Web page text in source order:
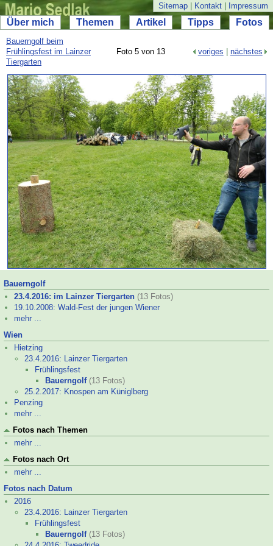
Sitemap Kontakt Impressum
Über mich Themen Artikel Tipps Fotos
Bauerngolf beim
Frühlingsfest im Lainzer
Tiergarten
Foto 5 von 13 voriges nächstes
Bauerngolf
23.4.2016: im Lainzer Tiergarten (13 Fotos)
19.10.2008: Wald-Fest der jungen Wiener
mehr ...
Wien
Hietzing
23.4.2016: Lainzer Tiergarten
Frühlingsfest
Bauerngolf (13 Fotos)
25.2.2017: Knospen am Küniglberg
Penzing
mehr ...
Fotos nach Themen
mehr ...
Fotos nach Ort
mehr ...
Fotos nach Datum
2016
23.4.2016: Lainzer Tiergarten
Frühlingsfest
Bauerngolf (13 Fotos)